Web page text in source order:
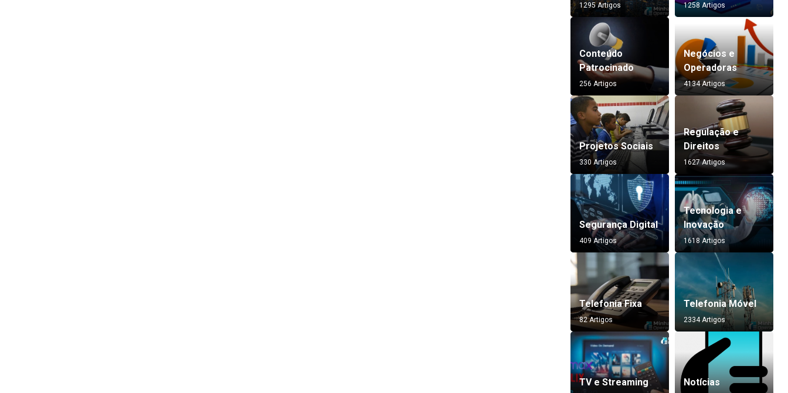
1295 Artigos 1258 Artigos
Conteúdo
Patrocinado
256 Artigos
Negócios e
Operadoras
4134 Artigos
Projetos Sociais
330 Artigos
Regulação e
Direitos
1627 Artigos
Segurança Digital
409 Artigos
Tecnologia e
Inovação
1618 Artigos
Telefonia Fixa
82 Artigos
Telefonia Móvel
2334 Artigos
TV e Streaming Notícias